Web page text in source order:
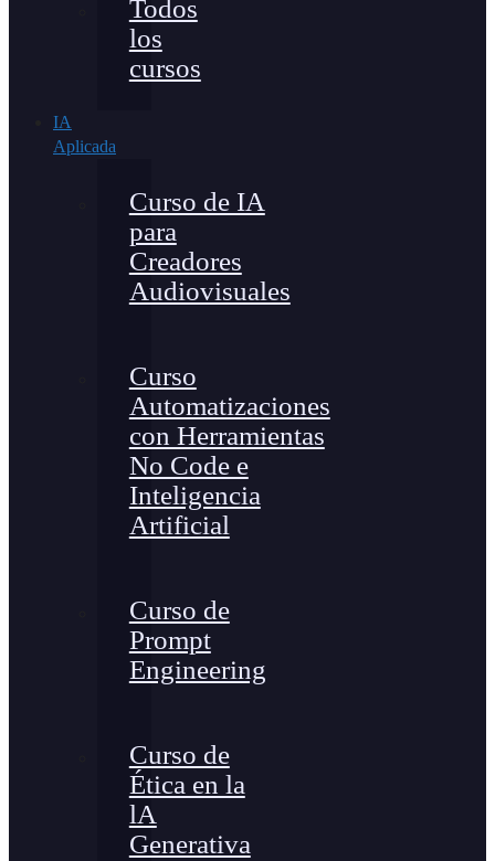
Todos
los
cursos
IA
Aplicada
Curso de IA
para
Creadores
Audiovisuales
Curso
Automatizaciones
con Herramientas
No Code e
Inteligencia
Artificial
Curso de
Prompt
Engineering
Curso de
Ética en la
lA
Generativa